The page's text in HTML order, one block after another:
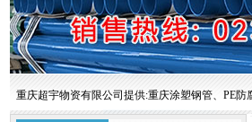
重庆超宇物资有限公司提供:重庆涂塑钢管、PE